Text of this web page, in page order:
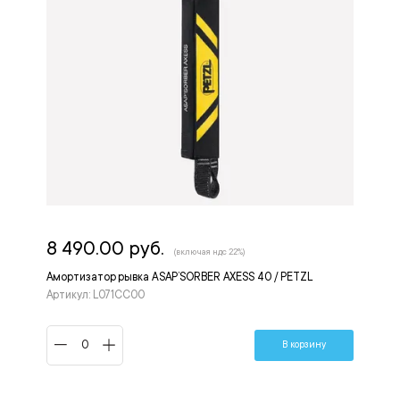
Амортизатор рывка ASAP’SORBER AXESS 40 / PETZL
Артикул: L071CC00
8 490.00 руб. (включая ндс 22%)
В корзину